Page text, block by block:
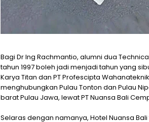
Bagi Dr Ing Rachmantio, alumni dua
tahun 1997 boleh jadi menjadi tahun yang
Karya Titan dan PT Profescipta
menghubungkan Pulau Tonton dan Pulau
barat Pulau Jawa, lewat PT Nuansa Bali
Selaras dengan namanya, Hotel Nuansa